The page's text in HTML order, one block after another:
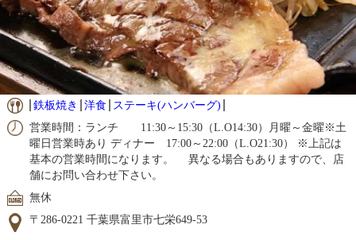
鉄板焼き 洋食
ステーキ(ハンバーグ)
営業時間：ランチ 11:30～15:30（L.O14:30）月曜～金曜※土
曜日営業時あり ディナー 17:00～22:00（L.O21:30） ※上記は
基本の営業時間になります。 異なる場合もありますので、店
舗にお問い合わせ下さい。
無休
〒286-0221 千葉県富里市七栄649-53